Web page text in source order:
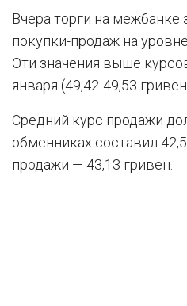
Вчера торги на межбанке
покупки-продаж на
Эти значения выше
января (49,42-49,53
Средний курс продажи
обменниках составил
продажи — 43,13 гривен.